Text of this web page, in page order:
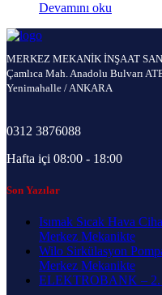
Devamını oku
MERKEZ MEKANİK İNŞAAT
Çamlıca Mah. Anadolu Bulvarı
Yenimahalle / ANKARA
0312 3876088
Hafta içi 08:00 - 18:00
Son Yazılar
Isımak Sıcak Hava
Merkez Mekanikte
Wilo Sirkülasyon
Merkez Mekanikte
ELEKTROBANK – 2.